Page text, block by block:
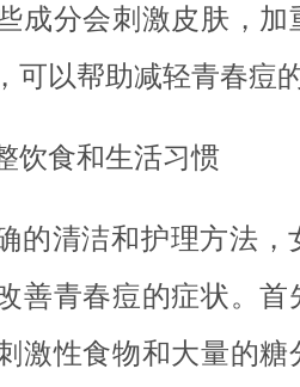
成分会刺激皮肤，加
可以帮助减轻青春痘的
饮食和生活习惯
的清洁和护理方法，
善青春痘的症状。
激性食物和大量的